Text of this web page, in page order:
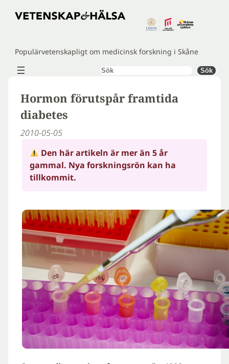
Hoppa
Populärvetenskapligt om medicinsk forskning i Skåne
Sök Sök
Hormon förutspår framtida
diabetes
2010-05-05
Den här artikeln är mer än 5 år
gammal. Nya forskningsrön kan ha
tillkommit.